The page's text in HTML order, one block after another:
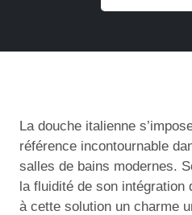
La douche italienne
référence incontournable
salles de bains modernes.
la fluidité de son intégration
à cette solution un charme